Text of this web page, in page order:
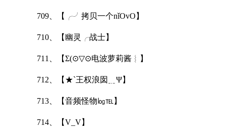
709、【╭╯拷贝一个nǐOvO】
710、【幽灵╭战士】
711、【Σ(⊙▽⊙电波萝莉酱︴】
712、【★`王权浪囡﹎Ψ】
713、【音频怪物㏒℡】
714、【V_V】